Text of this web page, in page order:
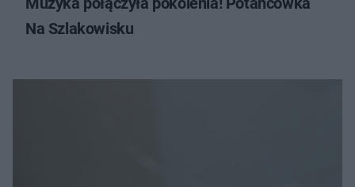
Na Szlakowisku